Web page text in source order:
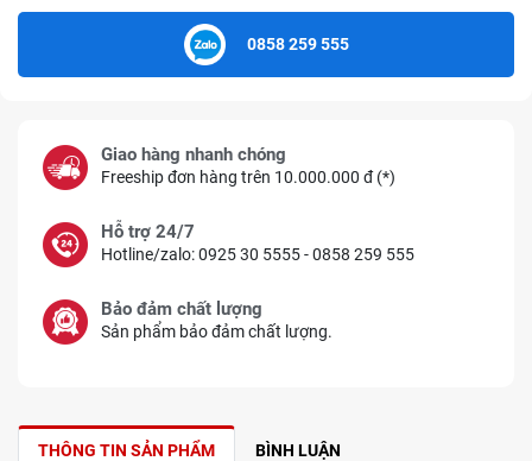
0858 259 555
Giao hàng nhanh chóng
Freeship đơn hàng trên 10.000.000 đ (*)
Hỗ trợ 24/7
Hotline/zalo: 0925 30 5555 - 0858 259 555
Bảo đảm chất lượng
Sản phẩm bảo đảm chất lượng.
THÔNG TIN SẢN PHẨM BÌNH LUẬN